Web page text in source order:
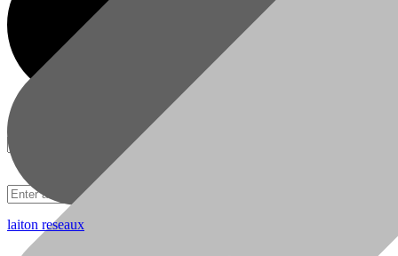
05 22 51 02 46
laiton reseaux